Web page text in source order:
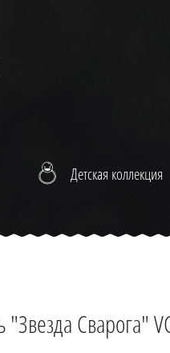
Детская коллекция
"Звезда Сварога"